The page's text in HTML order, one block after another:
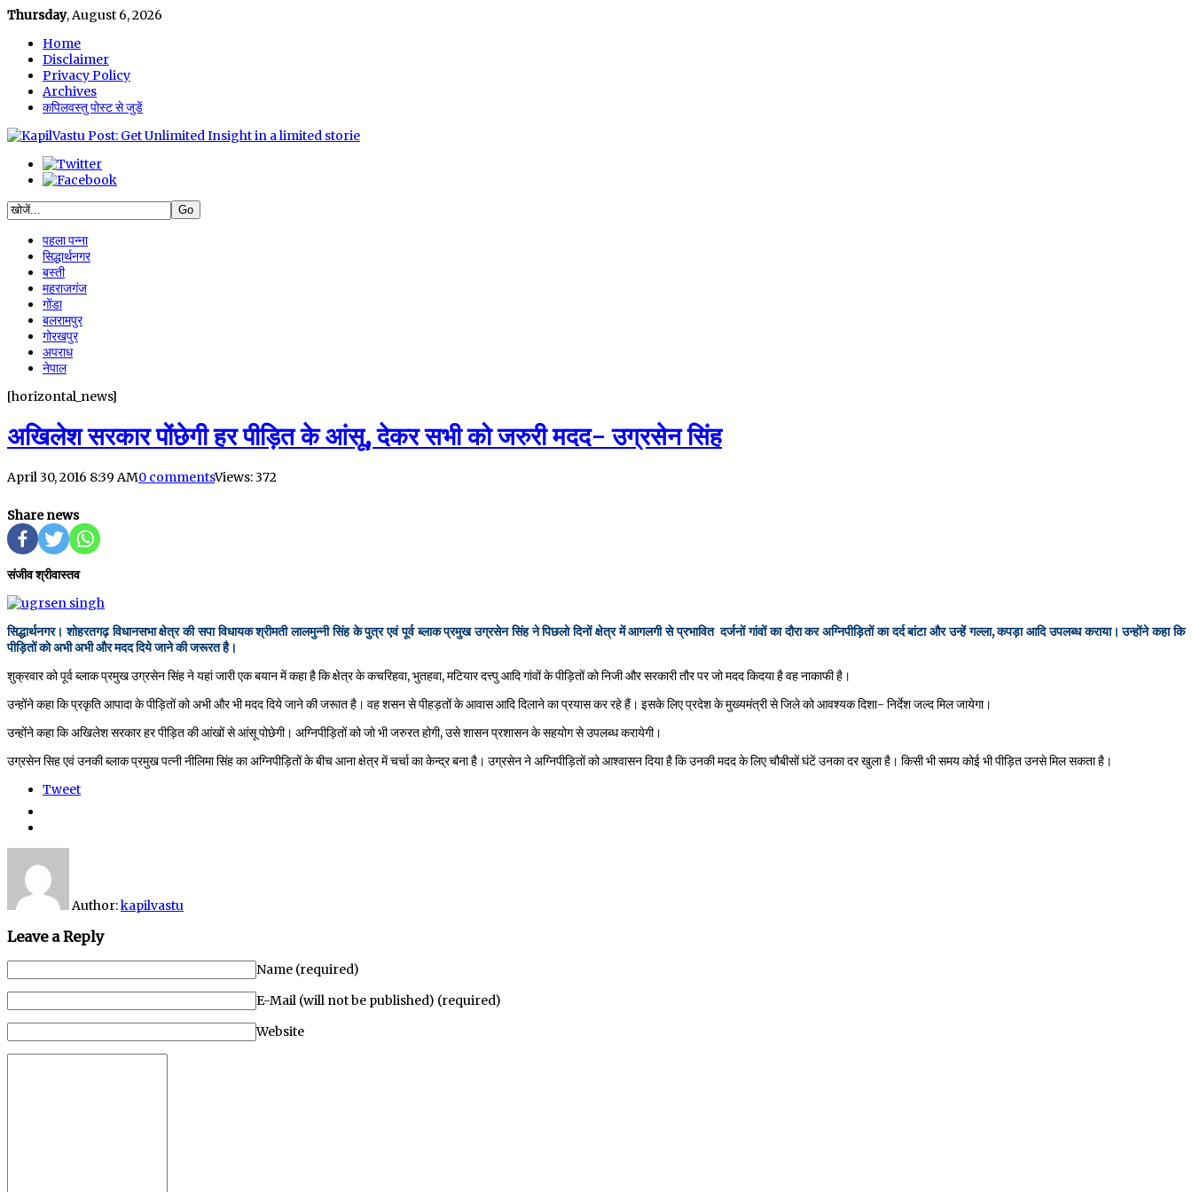
Thursday, August 6, 2026
Home
Disclaimer
Privacy Policy
Archives
कपिलवस्तु पोस्ट से जुडें
पहला पन्ना
सिद्धार्थनगर
बस्ती
महराजगंज
गोंडा
बलरामपुर
गोरखपुर
अपराध
नेपाल
[horizontal_news]
अखिलेश सरकार पोंछेगी हर पीड़ित के आंसू, देकर सभी को जरुरी मदद- उग्रसेन सिंह
April 30, 2016 8:39 AM0 commentsViews: 372
Share news
संजीव श्रीवास्तव
सिद्धार्थनगर। शोहरतगढ़ विधानसभा क्षेत्र की सपा विधायक श्रीमती लालमुन्नी सिंह के पुत्र एवं पूर्व ब्लाक प्रमुख उग्रसेन सिंह ने पिछलो दिनों क्षेत्र में आगलगी से प्रभावित दर्जनों गांवों का दौरा कर अग्निपीड़ितों का दर्द बांटा और उन्हें गल्ला, कपड़ा आदि उपलब्ध कराया। उन्होंने कहा कि
पीड़ितों काे अभी अभी और मदद दिये जाने की जरूरत है।
शुक्रवार को पूर्व ब्लाक प्रमुख उग्रसेन सिंह ने यहां जारी एक बयान में कहा है कि क्षेत्र के कचरिहवा, भुतहवा, मटियार दत्त्पु आदि गांवों के पीड़ितों को निजी और सरकारी तौर पर जो मदद किदया है वह नाकाफी है।
उन्होंने कहा कि प्रकृति आपादा के पीड़ितों को अभी और भी मदद दिये जाने की जरूात है। वह शसन से पीहड़तों के आवास आदि दिलाने का प्रयास कर रहे हैं। इसके लिए प्रदेश के मुख्यमंत्री से जिले को आवश्यक दिशा- निर्देश जल्द मिल जायेगा।
उन्होंने कहा कि अखिलेश सरकार हर पीड़ित की आंखों से आंसू पोछेगी। अग्निपीड़ितों को जो भी जरुरत होगी, उसे शासन प्रशासन के सहयोग से उपलब्ध करायेगी।
उग्रसेन सिह एवं उनकी ब्लाक प्रमुख पत्नी नीलिमा सिंह का अग्निपीड़ितों के बीच आना क्षेत्र में चर्चा का केन्द्र बना है। उग्रसेन ने अग्निपीड़ितों को आश्वासन दिया है कि उनकी मदद के लिए चौबीसों घंटें उनका दर खुला है। किसी भी समय कोई भी पीड़ित उनसे मिल सकता है।
Tweet
Author:kapilvastu
Leave a Reply
Name (required)
E-Mail (will not be published) (required)
Website